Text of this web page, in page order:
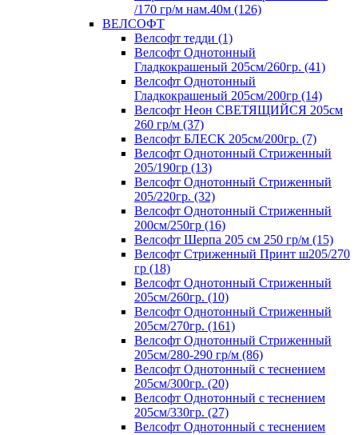
/170 гр/м нам.40м (126)
ВЕЛСОФТ
Велсофт тедди (1)
Велсофт Однотонный
Гладкокрашеный 205см/260гр. (41)
Велсофт Однотонный
Гладкокрашеный 205см/200гр (14)
Велсофт Неон СВЕТЯЩИЙСЯ 205см
260 гр/м (37)
Велсофт БЛЕСК 205см/200гр. (7)
Велсофт Однотонный Стриженный
205/190гр (13)
Велсофт Однотонный Стриженный
205/220гр. (32)
Велсофт Однотонный Стриженный
200см/250гр (16)
Велсофт Шерпа 205 см 250 гр/м (15)
Велсофт Стриженный Принт ш205/270
гр (18)
Велсофт Однотонный Стриженный
205см/260гр. (10)
Велсофт Однотонный Стриженный
205см/270гр. (161)
Велсофт Однотонный Стриженный
205см/280-290 гр/м (86)
Велсофт Однотонный с теснением
205см/300гр. (20)
Велсофт Однотонный с теснением
205см/330гр. (27)
Велсофт Однотонный с теснением